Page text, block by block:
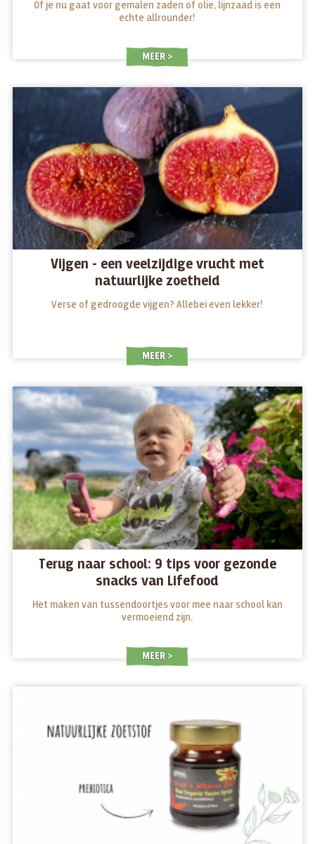
Of je nu gaat voor gemalen zaden of olie, lijnzaad is een
echte allrounder!
MEER
Vijgen - een veelzijdige vrucht met
natuurlijke zoetheid
Verse of gedroogde vijgen? Allebei even lekker!
MEER
Terug naar school: 9 tips voor gezonde
snacks van Lifefood
Het maken van tussendoortjes voor mee naar school kan
vermoeiend zijn.
MEER